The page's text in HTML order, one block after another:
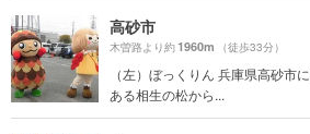
高砂市
木曽路より約1960m （徒歩33分）
（左）ぼっくりん 兵庫県高砂市
ある相生の松から...